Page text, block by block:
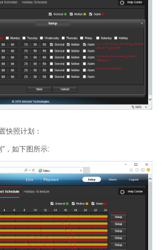
快照计划：
”，如下图所示: